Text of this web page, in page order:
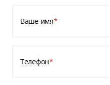
Ваше имя*
Телефон*